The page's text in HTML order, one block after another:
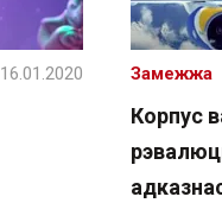
16.01.2020
Корпус
Замежжа